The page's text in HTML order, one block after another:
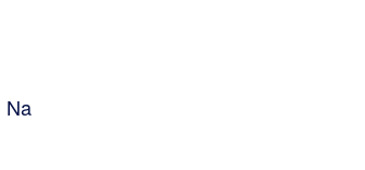
Na